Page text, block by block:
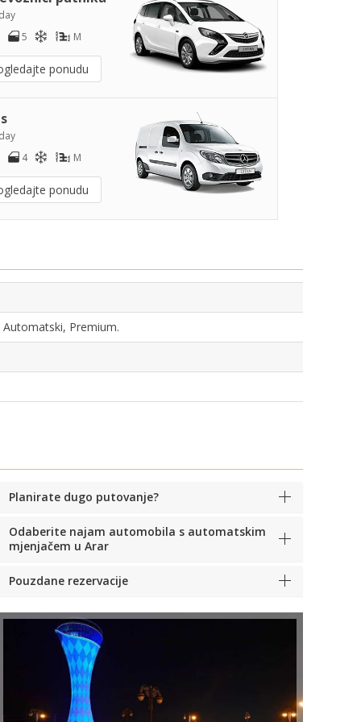
5
M
ponudu
4
M
ponudu
Premium.
Planirate dugo putovanje?
Odaberite najam automobila s automatskim
mjenjačem u Arar
Pouzdane rezervacije